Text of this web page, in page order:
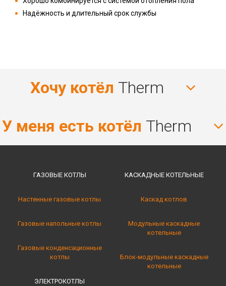
Надёжность и длительный срок службы
Хочу котёл Therm
У меня есть котёл Therm
ГАЗОВЫЕ КОТЛЫ
Настенные газовые котлы
Газовые напольные котлы
Газовые конденсационные
котлы
ЭЛЕКТРОКОТЛЫ
КАСКАДНЫЕ КОТЕЛЬНЫE
Каскад котлов
Модульные каскадные
котельные
Блок-модульные каскадные
котельные